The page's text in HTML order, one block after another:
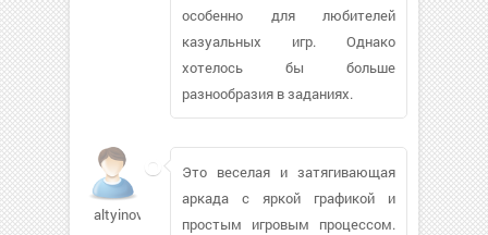
особенно для любителей
казуальных игр. Однако
хотелось бы больше
разнообразия в заданиях.
altyinova869
Это веселая и затягивающая
аркада с яркой графикой и
простым игровым процессом.